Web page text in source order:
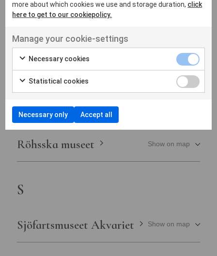
Göteborgs konstmuseum
Göteborgs stadsmuseum Show on map
R
Röhsska museet Show on map
S
Sjöfartsmuseet Akvariet Show on map
more about which cookies we use and storage duration, click
here to get to our cookiepolicy.
Manage your cookie-settings
Necessary cookies
Statistical cookies
Necessary only Accept all